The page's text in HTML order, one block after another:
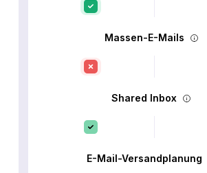
Massen-E-Mails
Shared Inbox
E-Mail-Versandplanung